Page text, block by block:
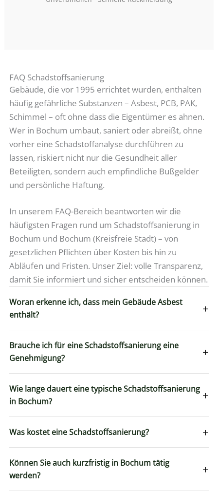
FAQ Schadstoffsanierung
Gebäude, die vor 1995 errichtet wurden, enthalten
häufig gefährliche Substanzen – Asbest, PCB, PAK,
Schimmel – oft ohne dass die Eigentümer es ahnen.
Wer in Bochum umbaut, saniert oder abreißt, ohne
vorher eine Schadstoffanalyse durchführen zu
lassen, riskiert nicht nur die Gesundheit aller
Beteiligten, sondern auch empfindliche Bußgelder
und persönliche Haftung.
In unserem FAQ-Bereich beantworten wir die
häufigsten Fragen rund um Schadstoffsanierung in
Bochum und Bochum (Kreisfreie Stadt) – von
gesetzlichen Pflichten über Kosten bis hin zu
Abläufen und Fristen. Unser Ziel: volle Transparenz,
damit Sie informiert und sicher entscheiden können.
Woran erkenne ich, dass mein Gebäude Asbest
enthält?
+
Brauche ich für eine Schadstoffsanierung eine
Genehmigung?
+
Wie lange dauert eine typische Schadstoffsanierung
in Bochum?
+
Was kostet eine Schadstoffsanierung? +
Können Sie auch kurzfristig in Bochum tätig
werden?
+